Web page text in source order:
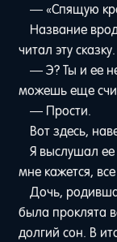
— «Спящую
Название
читал эту сказку.
— Э? Ты и ее
можешь еще
— Прости.
Вот здесь,
Я выслушал ее
мне кажется,
Дочь,
была проклята
долгий сон. В